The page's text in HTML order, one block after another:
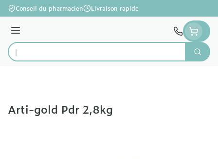
Aller au contenu
Conseil du pharmacien Livraison rapide
Menu
Rechercher
Arti-gold Pdr 2,8kg